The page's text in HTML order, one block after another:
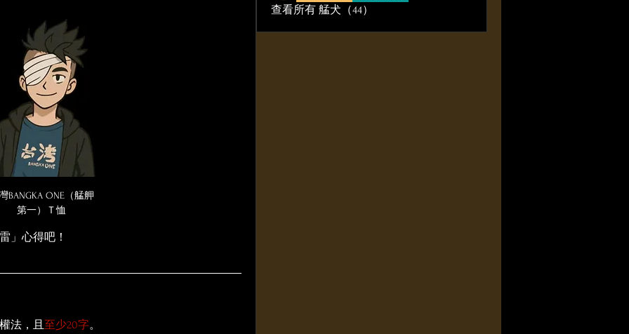
BANGKA ONE（艋舺
第一）Ｔ恤
」心得吧！
法，且 至少20字。
查看所有 艋犬（44）